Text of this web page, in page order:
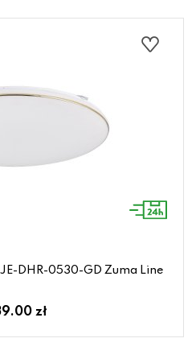
DHR-0530-GD Zuma Line
zł